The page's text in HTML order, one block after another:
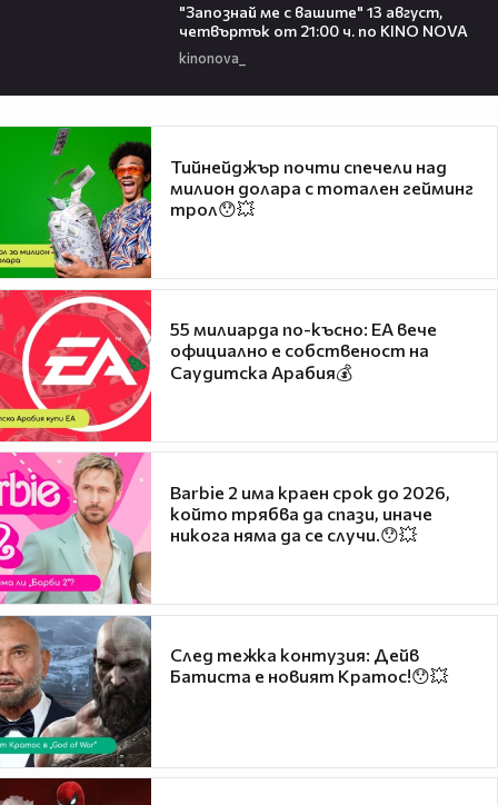
"Запознай ме с вашите" 13 август,
четвъртък от 21:00 ч. по KINO NOVA
kinonova_
Тийнейджър почти спечели над
милион долара с тотален гейминг
трол😯💥
55 милиарда по-късно: EA вече
официално е собственост на
Саудитска Арабия💰
Barbie 2 има краен срок до 2026,
който трябва да спази, иначе
никога няма да се случи.😯💥
След тежка контузия: Дейв
Батиста е новият Кратос!😯💥